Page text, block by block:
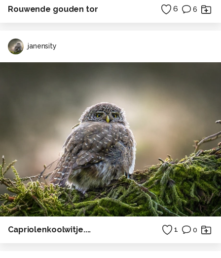
Rouwende gouden tor 6 6
janensity
Capriolenkoolwitje.... 1 0